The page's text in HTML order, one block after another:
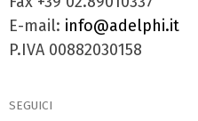
E-mail: info@adelphi.it
P.IVA 00882030158
SEGUICI